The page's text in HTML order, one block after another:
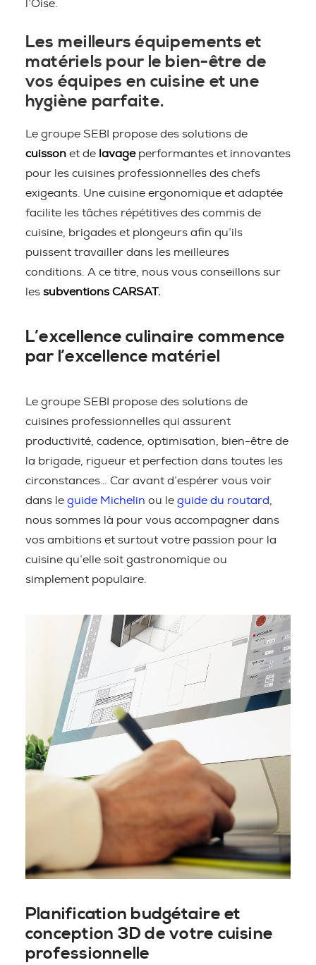
l’Oise.
Les meilleurs équipements et
matériels pour le bien-être de
vos équipes en cuisine et une
hygiène parfaite.
Le groupe SEBI propose des solutions de
cuisson et de lavageperformantes et innovantes
pour les cuisines professionnelles des chefs
exigeants. Une cuisine ergonomique et adaptée
facilite les tâches répétitives des commis de
cuisine, brigades et plongeurs afin qu’ils
puissent travailler dans les meilleures
conditions. A ce titre, nous vous conseillons sur
les subventions CARSAT.
L’excellence culinaire commence
par l’excellence matériel
Le groupe SEBI propose des solutions de
cuisines professionnelles qui assurent
productivité, cadence, optimisation, bien-être de
la brigade, rigueur et perfection dans toutes les
circonstances… Car avant d’espérer vous voir
dans le guide Michelin ou le guide du routard
nous sommes là pour vous accompagner dans
vos ambitions et surtout votre passion pour la
cuisine qu’elle soit gastronomique ou
simplement populaire.
Planification budgétaire et
conception 3D de votre cuisine
professionnelle